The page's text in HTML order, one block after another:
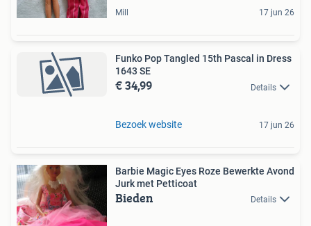
Mill 17 jun 26
Funko Pop Tangled 15th Pascal in Dress
1643 SE
€ 34,99 Details
Bezoek website 17 jun 26
Barbie Magic Eyes Roze Bewerkte Avond
Jurk met Petticoat
Bieden Details